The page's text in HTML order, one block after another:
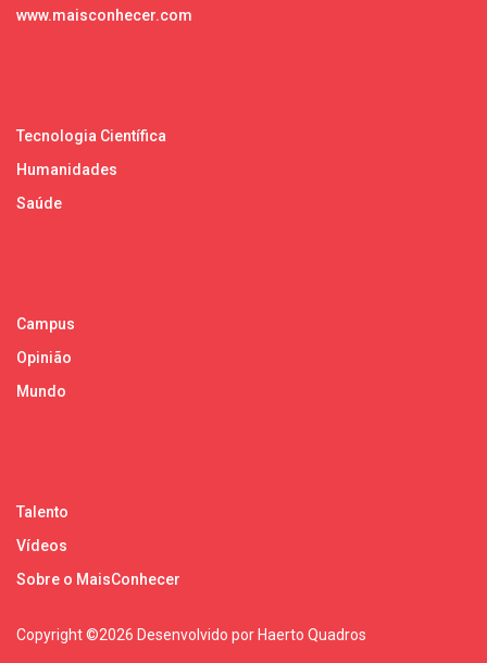
www.maisconhecer.com
Tecnologia Científica
Humanidades
Saúde
Campus
Opinião
Mundo
Talento
Vídeos
Sobre o MaisConhecer
Copyright ©2026 Desenvolvido por Haerto Quadros